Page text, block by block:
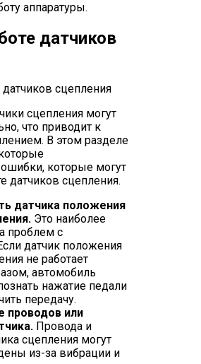
аппаратуры.
датчиков
сцепления могут
что приводит к
В этом разделе
которые могут
датчиков сцепления.
датчика положения
Это наиболее
проблем с
датчик положения
не работает
автомобиль
нажатие педали
передачу.
проводов или
Провода и
сцепления могут
из-за вибрации и